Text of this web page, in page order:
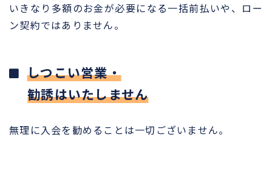
いきなり多額のお金が必要になる一括前払いや、ロー
ン契約ではありません。
しつこい営業・
勧誘はいたしません
無理に入会を勧めることは一切ございません。